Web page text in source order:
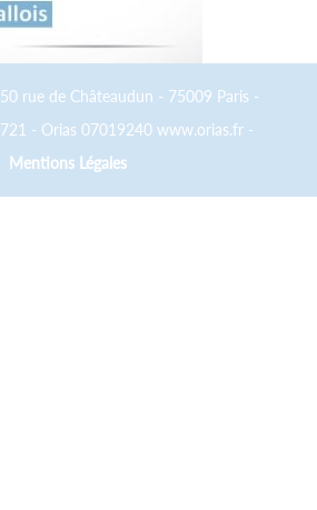
rue de Châteaudun - 75009 Paris -
- Orias 07019240 www.orias.fr -
Mentions Légales